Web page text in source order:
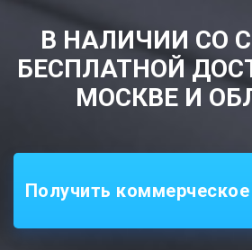
В НАЛИЧИИ СО
БЕСПЛАТНОЙ
МОСКВЕ И
Получить